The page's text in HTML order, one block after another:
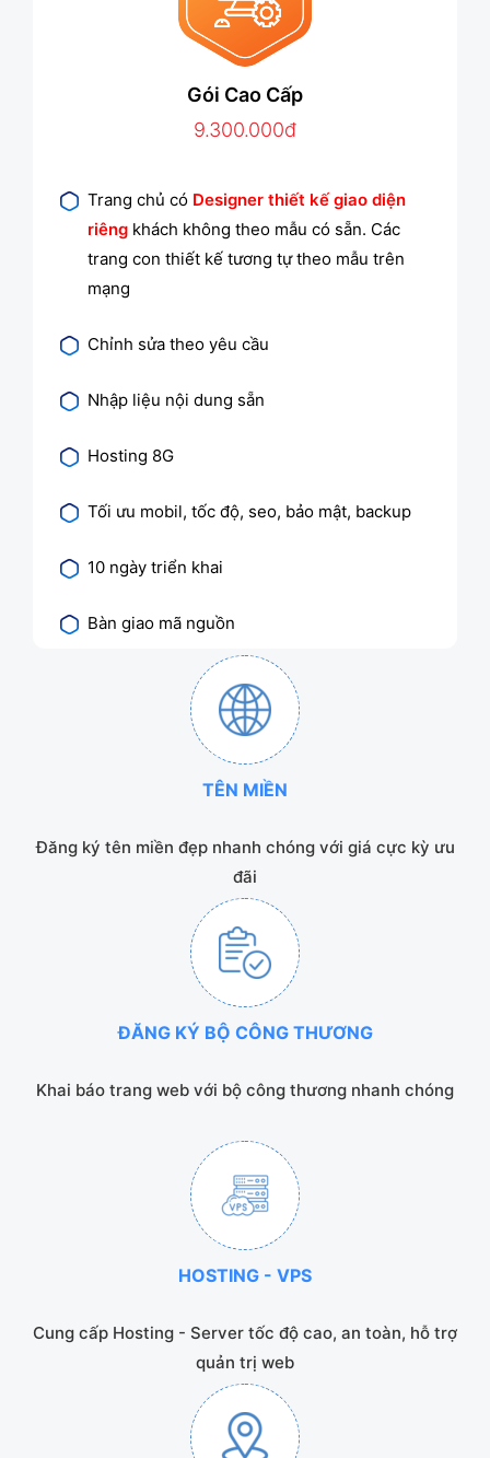
Gói Cao Cấp
9.300.000đ
Trang chủ có Designer thiết kế giao diện
riêng khách không theo mẫu có sẵn. Các
trang con thiết kế tương tự theo mẫu trên
mạng
Chỉnh sửa theo yêu cầu
Nhập liệu nội dung sẵn
Hosting 8G
Tối ưu mobil, tốc độ, seo, bảo mật, backup
10 ngày triển khai
Bàn giao mã nguồn
TÊN MIỀN
Đăng ký tên miền đẹp nhanh chóng với giá cực kỳ ưu
đãi
ĐĂNG KÝ BỘ CÔNG THƯƠNG
Khai báo trang web với bộ công thương nhanh chóng
HOSTING - VPS
Cung cấp Hosting - Server tốc độ cao, an toàn, hỗ trợ
quản trị web